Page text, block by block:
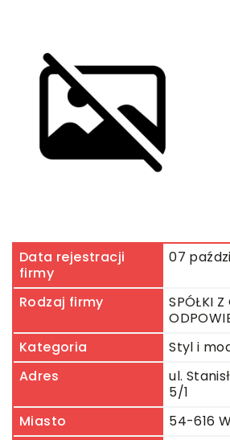
Data rejestracji
firmy
07
Rodzaj firmy
SPÓŁKI
Kategoria
Styl i
Adres
ul.
5/1
Miasto
54-616